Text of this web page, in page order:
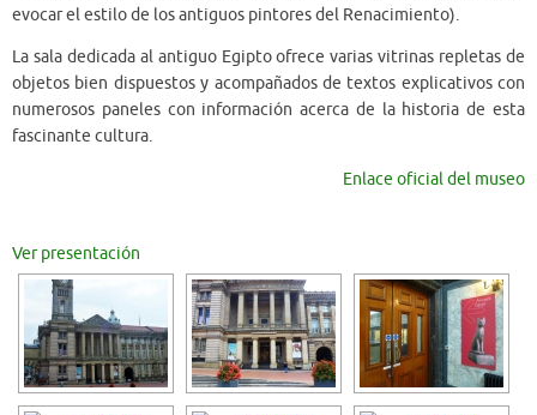
evocar el estilo de los antiguos pintores del Renacimiento).
La sala dedicada al antiguo Egipto ofrece varias vitrinas repletas de
objetos bien dispuestos y acompañados de textos explicativos con
numerosos paneles con información acerca de la historia de esta
fascinante cultura.
Enlace oficial del museo
Ver presentación